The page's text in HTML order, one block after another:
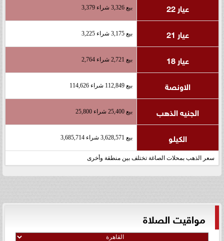
عيار 22 بيع 3,326 شراء 3,379
عيار 21 بيع 3,175 شراء 3,225
عيار 18 بيع 2,721 شراء 2,764
الاونصة بيع 112,849 شراء 114,626
الجنيه الذهب بيع 25,400 شراء 25,800
الكيلو بيع 3,628,571 شراء 3,685,714
سعر الذهب بمحلات الصاغة تختلف بين منطقة وأخرى
مواقيت الصلاة